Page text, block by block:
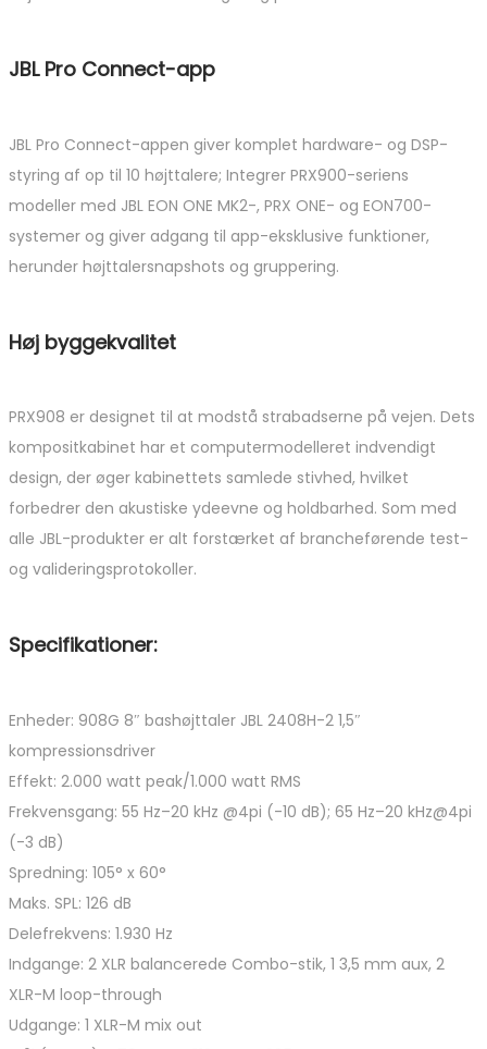
JBL Pro Connect-app
JBL Pro Connect-appen giver komplet hardware- og DSP-
styring af op til 10 højttalere; Integrer PRX900-seriens
modeller med JBL EON ONE MK2-, PRX ONE- og EON700-
systemer og giver adgang til app-eksklusive funktioner,
herunder højttalersnapshots og gruppering.
Høj byggekvalitet
PRX908 er designet til at modstå strabadserne på vejen. Dets
kompositkabinet har et computermodelleret indvendigt
design, der øger kabinettets samlede stivhed, hvilket
forbedrer den akustiske ydeevne og holdbarhed. Som med
alle JBL-produkter er alt forstærket af brancheførende test-
og valideringsprotokoller.
Specifikationer:
Enheder: 908G 8″ bashøjttaler JBL 2408H-2 1,5″
kompressionsdriver
Effekt: 2.000 watt peak/1.000 watt RMS
Frekvensgang: 55 Hz–20 kHz @4pi (-10 dB); 65 Hz–20 kHz@4pi
(-3 dB)
Spredning: 105° x 60°
Maks. SPL: 126 dB
Delefrekvens: 1.930 Hz
Indgange: 2 XLR balancerede Combo-stik, 1 3,5 mm aux, 2
XLR-M loop-through
Udgange: 1 XLR-M mix out